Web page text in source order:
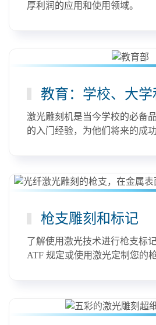
厚利润的应用和使用领域。
教育：学校、大
激光雕刻机是当今学校的必备
的入门经验，为他们将来的成
枪支雕刻和标记
了解使用激光技术进行枪支标
ATF 规定或使用激光定制您的枪